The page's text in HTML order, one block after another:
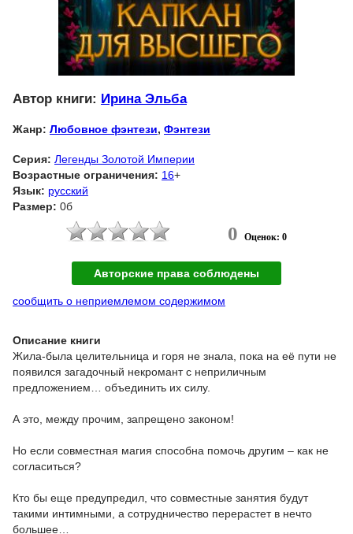
Автор книги: Ирина Эльба
Жанр: Любовное фэнтези, Фэнтези
Серия: Легенды Золотой Империи
Возрастные ограничения: 16+
Язык: русский
Размер: 0б
0 Оценок: 0
Авторские права соблюдены
сообщить о неприемлемом содержимом
Описание книги
Жила-была целительница и горя не знала, пока на её пути не
появился загадочный некромант с неприличным
предложением… объединить их силу.
А это, между прочим, запрещено законом!
Но если совместная магия способна помочь другим – как не
согласиться?
Кто бы еще предупредил, что совместные занятия будут
такими интимными, а сотрудничество перерастет в нечто
большее…